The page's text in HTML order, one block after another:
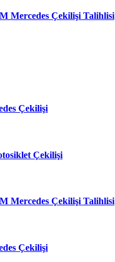
Mercedes Çekilişi Talihlisi
Çekilişi
Çekilişi
Mercedes Çekilişi Talihlisi
Çekilişi